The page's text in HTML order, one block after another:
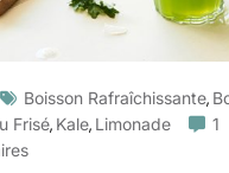
Boisson Rafraîchissante,
Frisé, Kale, Limonade
1